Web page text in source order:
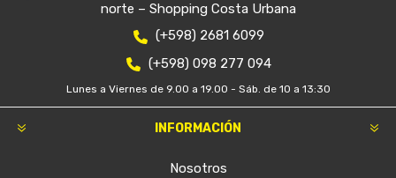
norte – Shopping Costa Urbana
(+598) 2681 6099
(+598) 098 277 094
Lunes a Viernes de 9.00 a 19.00 - Sáb. de 10 a 13:30
INFORMACIÓN
Nosotros